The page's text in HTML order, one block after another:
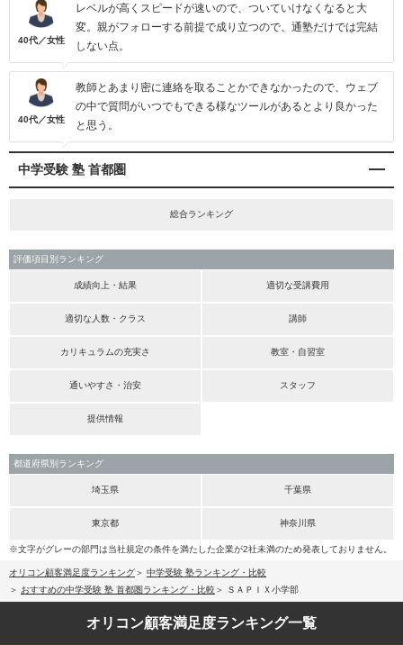
40代／女性
レベルが高くスピードが速いので、ついていけなくなると大
変。親がフォローする前提で成り立つので、通塾だけでは完結
しない点。
40代／女性
教師とあまり密に連絡を取ることかできなかったので、ウェブ
の中で質問がいつでもできる様なツールがあるとより良かった
と思う。
中学受験 塾 首都圏
総合ランキング
評価項目別ランキング
成績向上・結果 適切な受講費用
適切な人数・クラス 講師
カリキュラムの充実さ 教室・自習室
通いやすさ・治安 スタッフ
提供情報
都道府県別ランキング
埼玉県 千葉県
東京都 神奈川県
※文字がグレーの部門は当社規定の条件を満たした企業が2社未満のため発表しておりません。
オリコン顧客満足度ランキング
中学受験 塾ランキング・比較
おすすめの中学受験 塾 首都圏ランキング・比較
ＳＡＰＩＸ小学部
オリコン顧客満足度ランキング一覧